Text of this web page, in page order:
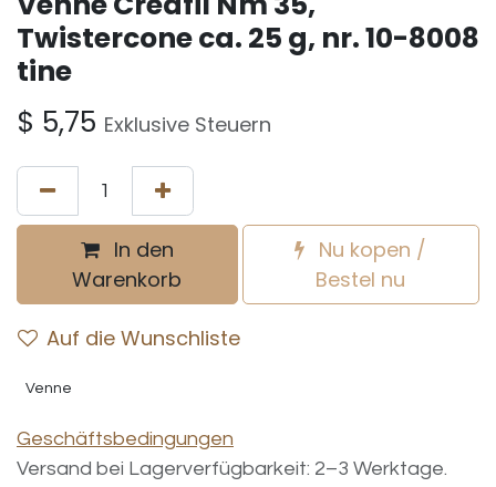
Twistercone ca. 25 g, nr. 10-8008
tine
$ 5,75 Exklusive Steuern
In den
Warenkorb
Nu kopen /
Bestel nu
Auf die Wunschliste
Venne
Geschäftsbedingungen
Versand bei Lagerverfügbarkeit: 2–3 Werktage.